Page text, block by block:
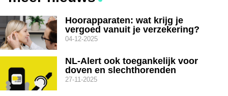
Hoorapparaten: wat krijg je
vergoed vanuit je verzekering?
04-12-2025
NL-Alert ook toegankelijk voor
doven en slechthorenden
27-11-2025